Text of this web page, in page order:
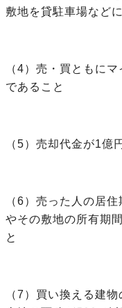
敷地を貸駐車場など
（4）売・買ともに
であること
（5）売却代金が1億
（6）売った人の居
やその敷地の所有期
と
（7）買い換える建